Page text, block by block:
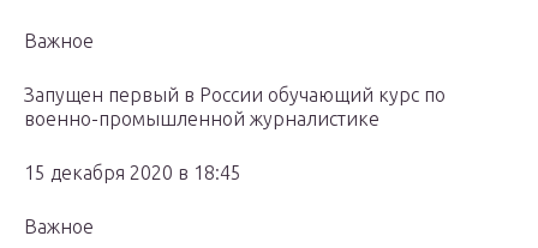
Важное
Запущен первый в России обучающий курс по
военно-промышленной журналистике
15 декабря 2020 в 18:45
Важное